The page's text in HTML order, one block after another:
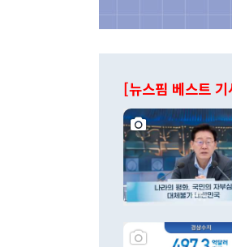
[뉴스핌 베스트 기